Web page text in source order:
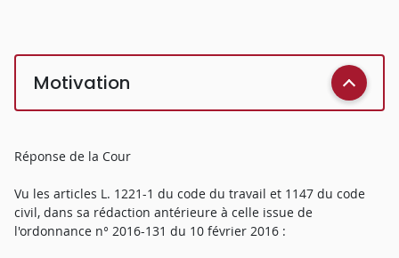
Motivation
Réponse de la Cour
Vu les articles L. 1221-1 du code du travail et 1147 du code
civil, dans sa rédaction antérieure à celle issue de
l'ordonnance n° 2016-131 du 10 février 2016 :